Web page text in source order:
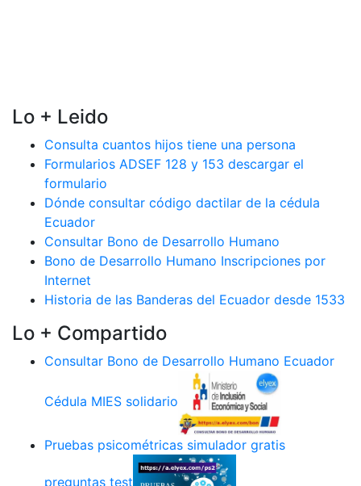
Lo + Leido
Consulta cuantos hijos tiene una persona
Formularios ADSEF 128 y 153 descargar el
formulario
Dónde consultar código dactilar de la cédula
Ecuador
Consultar Bono de Desarrollo Humano
Bono de Desarrollo Humano Inscripciones por
Internet
Historia de las Banderas del Ecuador desde 1533
Lo + Compartido
Consultar Bono de Desarrollo Humano Ecuador
Cédula MIES solidario
Pruebas psicométricas simulador gratis
preguntas test